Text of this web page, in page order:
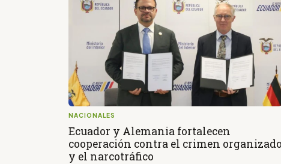
NACIONALES
Ecuador y Alemania fortalecen
cooperación contra el crimen organizado
y el narcotráfico